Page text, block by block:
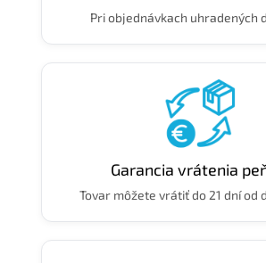
Pri objednávkach uhradených
Garancia vrátenia
Tovar môžete vrátiť do 21 dní od